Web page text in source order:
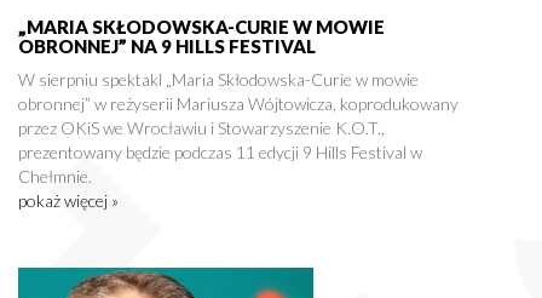
„MARIA SKŁODOWSKA-CURIE W MOWIE
OBRONNEJ” NA 9 HILLS FESTIVAL
W sierpniu spektakl „Maria Skłodowska-Curie w mowie
obronnej” w reżyserii Mariusza Wójtowicza, koprodukowany
przez OKiS we Wrocławiu i Stowarzyszenie K.O.T.,
prezentowany będzie podczas 11 edycji 9 Hills Festival w
Chełmnie.
pokaż więcej »